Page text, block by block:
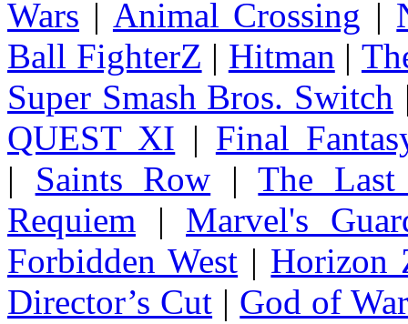
Wars | Animal Crossing |
Ball FighterZ | Hitman |
Super Smash Bros. Switch
QUEST XI | Final
| Saints Row |The
Requiem | Marvel's
Forbidden West | Horizon
Director’s Cut | God of